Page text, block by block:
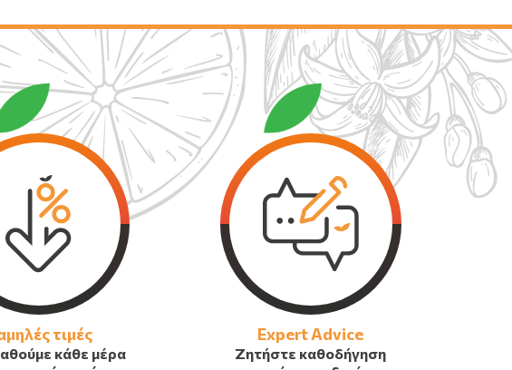
τιμές
κάθε μέρα
Expert Advice
Ζητήστε καθοδήγηση